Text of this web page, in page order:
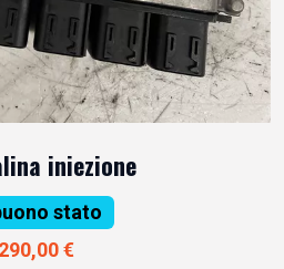
iniezione
stato
290,00 €